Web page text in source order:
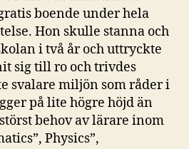
boende under hela
Hon skulle stanna och
i två år och uttryckte
sig till ro och trivdes
svalare miljön som råder i
på lite högre höjd än
behov av lärare inom
Physics”,